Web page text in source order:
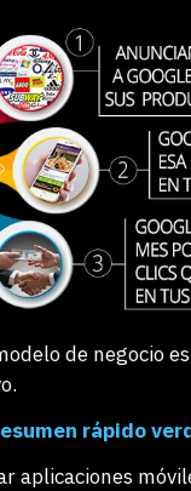
de negocio
rápido
aplicaciones